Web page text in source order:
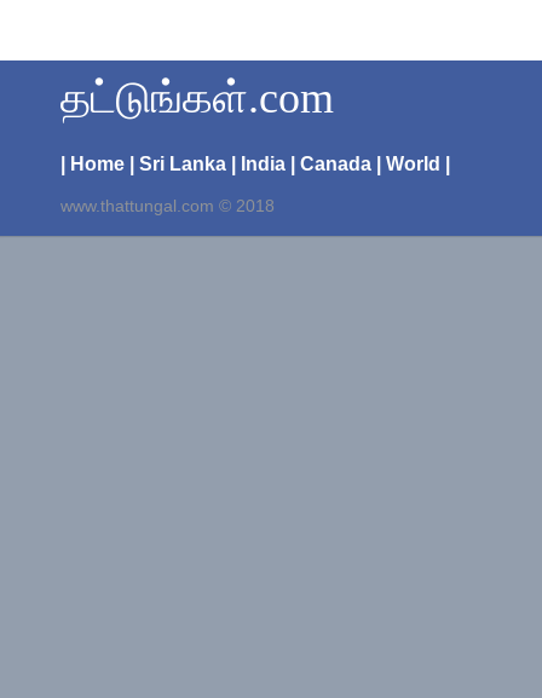
தட்டுங்கள்.com
| Home | Sri Lanka | India | Canada | World |
www.thattungal.com © 2018